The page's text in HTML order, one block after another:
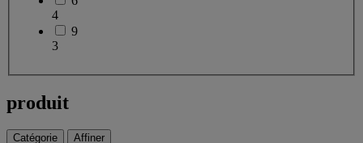
4
9
3
produit
Catégorie Affiner